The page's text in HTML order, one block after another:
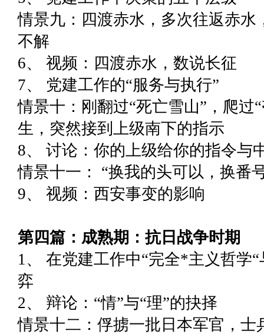
情景九：四渡赤水，多次往返赤水
不解
6、 视频：四渡赤水，数说长征
7、 党建工作的“服务与执行”
情景十：刚翻过“死亡雪山”，爬过
生，突然接到上级南下的指示
8、 讨论：你的上级给你的指令与
情景十一： “换我的头可以，换番
9、 视频：西安事变的影响
第四篇：成熟期：抗日战争时期
1、 在党建工作中“完全*主义哲学
弈
2、 辩论：“情”与“理”的抉择
情景十二：俘掳一批日本军官，士